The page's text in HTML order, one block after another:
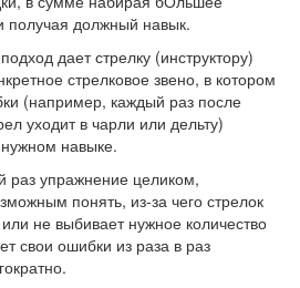
получая должный навык.
дает стрелку (инструктору)
стрелковое звено, в котором
(например, каждый раз после
уходит в чарли или дельту)
навыке.
раз упражнение целиком,
понять, из-за чего стрелок
не выбивает нужное количество
свои ошибки из раза в раз